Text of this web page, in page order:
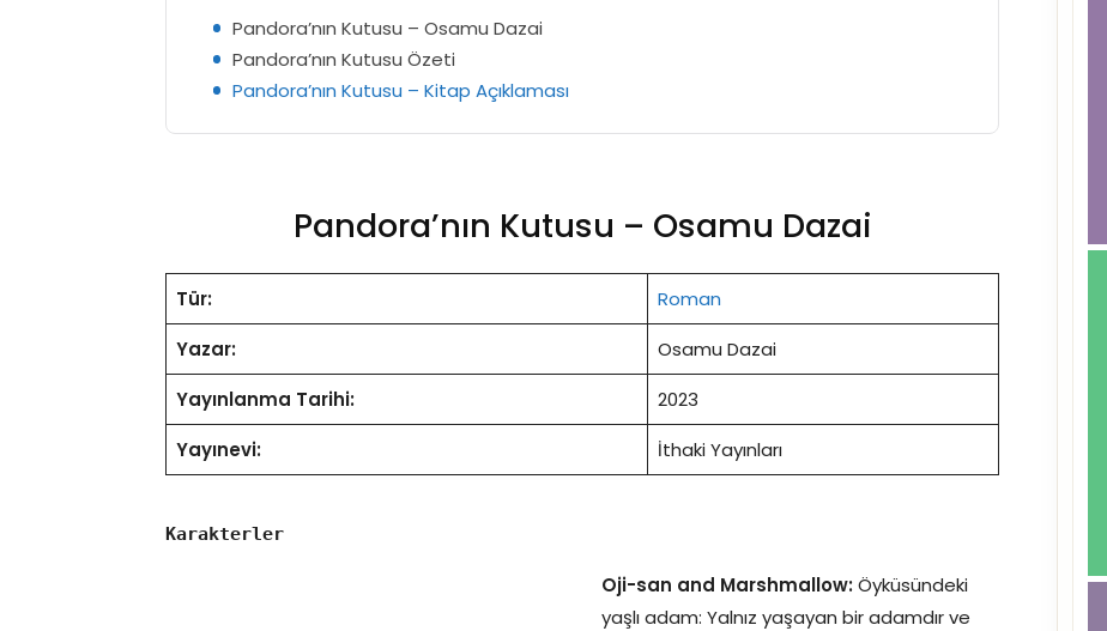
Pandora’nın Kutusu – Osamu Dazai
Pandora’nın Kutusu Özeti
Pandora’nın Kutusu – Kitap Açıklaması
Pandora’nın Kutusu – Osamu Dazai
Tür:
Roman
Yazar:
Osamu Dazai
Yayınlanma Tarihi:
2023
Yayınevi:
İthaki Yayınları
Karakterler
Oji-san and Marshmallow:Öyküsündeki
yaşlı adam: Yalnız yaşayan bir adamdır ve